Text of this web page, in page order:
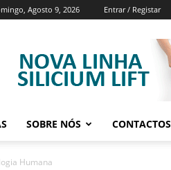
Agosto 9, 2026 Entrar / Registar
SOBRE NÓS CONTACTOS
Humana